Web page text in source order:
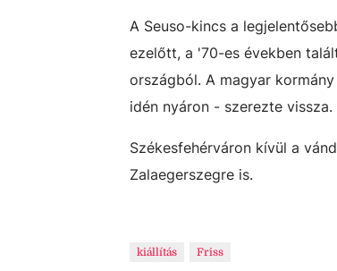
A Seuso-kincs a
ezelőtt, a '70-es években
országból. A magyar
idén nyáron - szerezte
Székesfehérváron kívül a
Zalaegerszegre is.
kiállítás Friss